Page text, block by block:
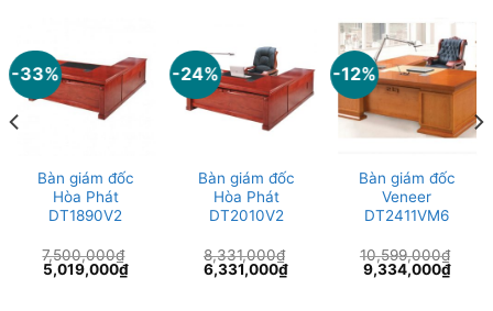
-33%
Bàn giám đốc
Hòa Phát
DT1890V2
7,500,000₫
Giá
gốc
5,019,000₫Giá
hiện
-24%
Bàn giám đốc
Hòa Phát
DT2010V2
8,331,000₫
Giá
gốc
6,331,000₫Giá
-12%
Bàn giám đốc
Veneer
DT2411VM6
10,599,000₫
Giá
gốc
9,334,000₫Giá
hiện